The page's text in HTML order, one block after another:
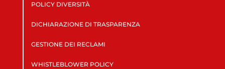
POLICY DIVERSITÀ
DICHIARAZIONE DI TRASPARENZA
GESTIONE DEI RECLAMI
WHISTLEBLOWER POLICY